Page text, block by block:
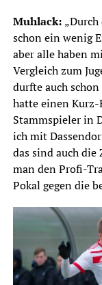
Muhlack:
schon ein wenig
aber alle haben
Vergleich zum
durfte auch
hatte einen Kurz-
Stammspieler in
ich mit
das sind auch die
man den Profi-
Pokal gegen die